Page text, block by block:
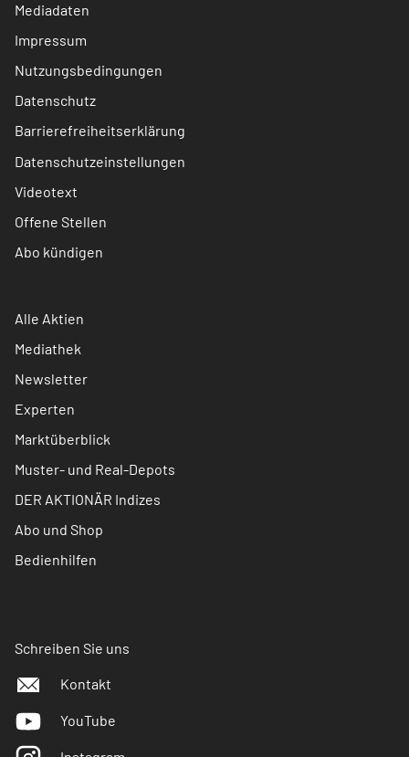
Mediadaten
Impressum
Nutzungsbedingungen
Datenschutz
Barrierefreiheitserklärung
Datenschutzeinstellungen
Videotext
Offene Stellen
Abo kündigen
Alle Aktien
Mediathek
Newsletter
Experten
Marktüberblick
Muster- und Real-Depots
DER AKTIONÄR Indizes
Abo und Shop
Bedienhilfen
Schreiben Sie uns
Kontakt
YouTube